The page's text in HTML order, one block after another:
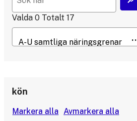
Valda 0 Totalt 17
kön